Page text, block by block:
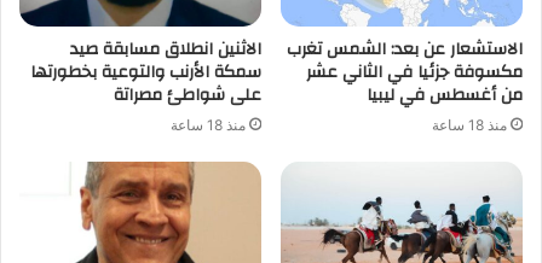
الاستشعار عن بعد: الشمس تغرب
مكسوفة جزئيا في الثاني عشر
من أغسطس في ليبيا
منذ 18 ساعة
الاثنين انطلاق مسابقة صيد
سمكة الأرنب والتوعية بخطورتها
على شواطئ مصراتة
منذ 18 ساعة